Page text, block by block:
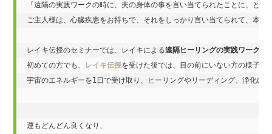
『遠隔の実践ワークの時に、夫の身体の事を言い当てられたことに、とに
ご主人様は、心臓疾患をお持ちで、それをしっかり言い当てられて、本当
レイキ伝授のセミナーでは、レイキによる遠隔ヒーリングの実践ワーク
初めての方でも、
レイキ伝授を受けた後では、目の前にいない方の様子が
宇宙のエネルギーを1日で受け取り、ヒーリングやリーディング、浄化に
運もどんどん良くなり、